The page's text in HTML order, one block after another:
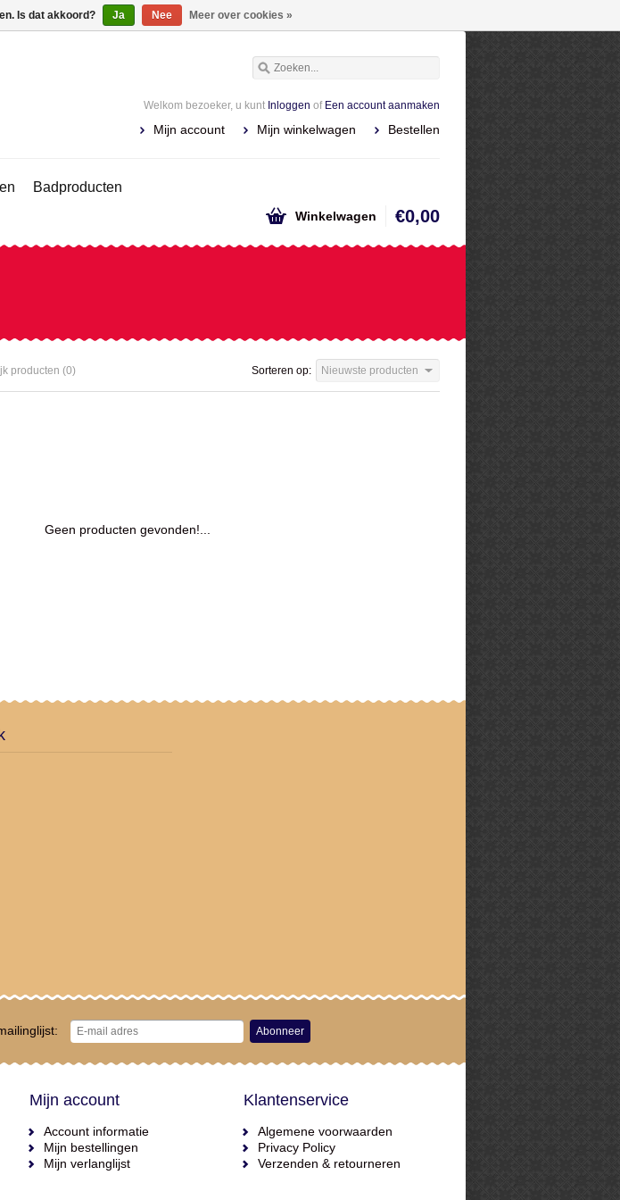
Welkom bezoeker, u kunt Inloggen of Een account aanmaken
Mijn account Mijn winkelwagen Bestellen
Badproducten
Winkelwagen €0,00
producten (0) Sorteren op: Nieuwste producten
Geen producten gevonden!...
Abonneer
Mijn account
Account informatie
Mijn bestellingen
Mijn verlanglijst
Klantenservice
Algemene voorwaarden
Privacy Policy
Verzenden & retourneren
Is dat akkoord? Ja Nee Meer over cookies »